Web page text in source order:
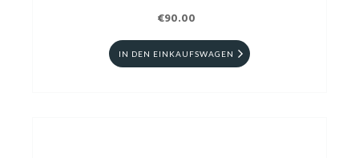
€90.00
IN DEN EINKAUFSWAGEN